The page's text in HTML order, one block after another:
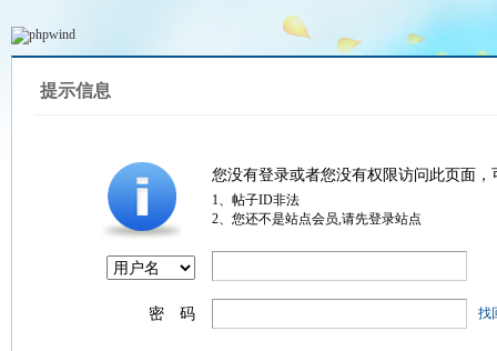
提示信息
您没有登录或者您没有权限访问此页面
1、帖子ID非法
2、您还不是站点会员,请先登录站点
密 码 找